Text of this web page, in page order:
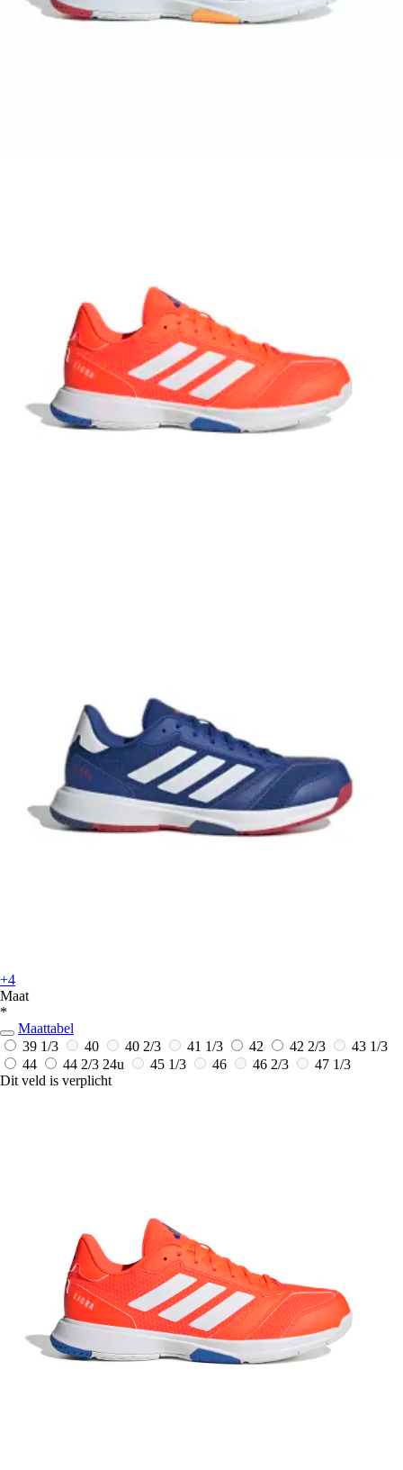
+4
Maat
*
Maattabel
39 1/3
40 40 2/3 41 1/3 42 42 2/3
43 1/3
44
44 2/3 24u 45 1/3 46 46 2/3
47 1/3
Dit veld is verplicht